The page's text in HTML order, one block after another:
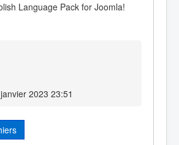
Language Pack for Joomla!
2023 23:51